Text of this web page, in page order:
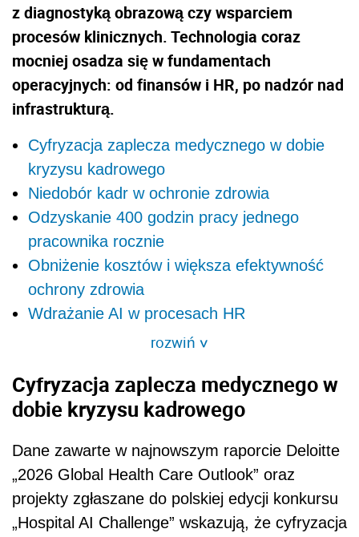
z diagnostyką obrazową czy wsparciem
procesów klinicznych. Technologia coraz
mocniej osadza się w fundamentach
operacyjnych: od finansów i HR, po nadzór nad
infrastrukturą.
Cyfryzacja zaplecza medycznego w dobie
kryzysu kadrowego
Niedobór kadr w ochronie zdrowia
Odzyskanie 400 godzin pracy jednego
pracownika rocznie
Obniżenie kosztów i większa efektywność
ochrony zdrowia
Wdrażanie AI w procesach HR
rozwiń>
Cyfryzacja zaplecza medycznego w
dobie kryzysu kadrowego
Dane zawarte w najnowszym raporcie Deloitte
„2026 Global Health Care Outlook” oraz
projekty zgłaszane do polskiej edycji konkursu
„Hospital AI Challenge” wskazują, że cyfryzacja